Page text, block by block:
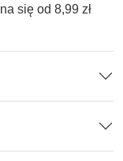
się od 8,99 zł